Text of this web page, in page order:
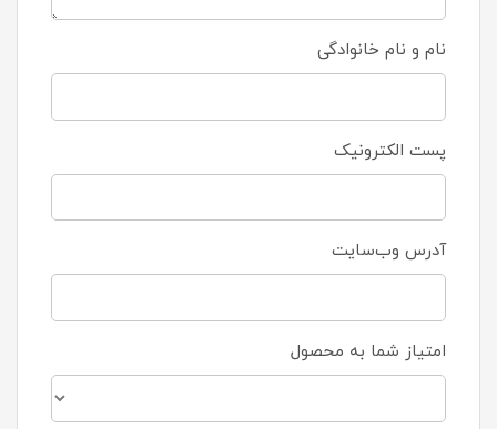
نام و نام خانوادگی
پست الکترونیک
آدرس وب‌سایت
امتیاز شما به محصول